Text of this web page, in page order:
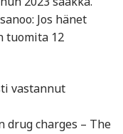
Jos hänet
tuomita 12
vastannut
drug charges – The